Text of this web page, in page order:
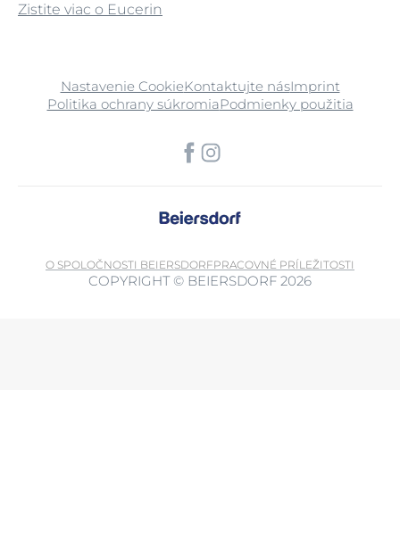
Zistite viac o Eucerin
Nastavenie CookieKontaktujte násImprint
Politika ochrany súkromiaPodmienky použitia
O SPOLOČNOSTI BEIERSDORFPRACOVNÉ PRÍLEŽITOSTI
COPYRIGHT © BEIERSDORF 2026